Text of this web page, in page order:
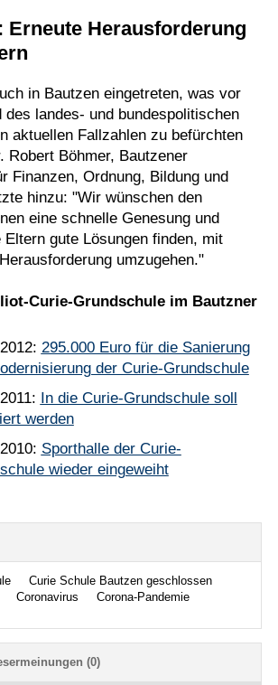
Erneute Herausforderung
in Bautzen eingetreten, was vor
des landes- und bundespolitischen
aktuellen Fallzahlen zu befürchten
Robert Böhmer, Bautzener
Finanzen, Ordnung, Bildung und
hinzu: "Wir wünschen den
eine schnelle Genesung und
gute Lösungen finden, mit
umzugehen."
Curie-Grundschule im Bautzner
295.000 Euro für die Sanierung
der Curie-Grundschule
In die Curie-Grundschule soll
werden
Sporthalle der Curie-
wieder eingeweiht
Curie Schule Bautzen geschlossen
Coronavirus Corona-Pandemie
(0)